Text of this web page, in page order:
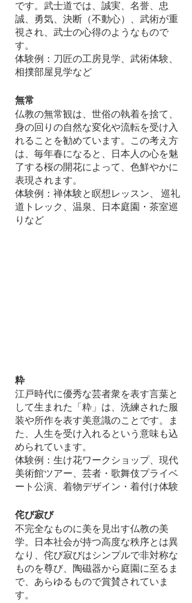
です。武士道では、誠実、名誉、忠
誠、勇気、決断（不動心）、武術が重
視され、武士の心得のようなもので
す。
体験例：刀匠の工房見学、武術体験、
相撲部屋見学など
無常
仏教の無常観は、世俗の執着を捨て、
身の回りの自然な変化や流転を受け入
れることを勧めています。この考え方
は、毎年春になると、日本人の心を魅
了する桜の開花によって、色鮮やかに
表現されます。
体験例：禅体験と瞑想レッスン、 巡礼
道トレック、温泉、日本庭園・茶室巡
りなど
粋
江戸時代に優秀な芸者衆を表す言葉と
して生まれた「粋」は、洗練された服
装や所作を表す美意識のことです。ま
た、人生を受け入れるという意味も込
められています。
体験例：生け花ワークショップ、現代
美術館ツアー、芸者・歌舞伎プライベ
ート公演、着物デザイン・着付け体験
侘び寂び
不完全なものに美を見出す仏教の美
学。日本社会が持つ高度な秩序とは異
なり、侘び寂びはシンプルで非対称な
ものを尊び、陶磁器から庭園に至るま
で、あらゆるもので賞賛されていま
す。